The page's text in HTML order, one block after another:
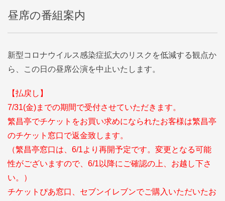
昼席の番組案内
新型コロナウイルス感染症拡大のリスクを低減する観点か
ら、この日の昼席公演を中止いたします。
【払戻し】
7/31(金)までの期間で受付させていただきます。
繁昌亭でチケットをお買い求めになられたお客様は繁昌亭
のチケット窓口で返金致します。
（繁昌亭窓口は、6/1より再開予定です。変更となる可能
性がございますので、6/1以降にご確認の上、お越し下さ
い。）
チケットぴあ窓口、セブンイレブンでご購入いただいたお